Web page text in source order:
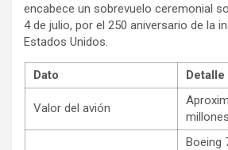
encabece un sobrevuelo ceremonial
4 de julio, por el 250 aniversario de la
Estados Unidos.
Dato Detalle
Valor del avión
Boeing